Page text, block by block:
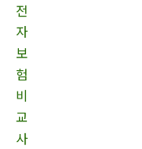
전
자
보
험
비
교
사